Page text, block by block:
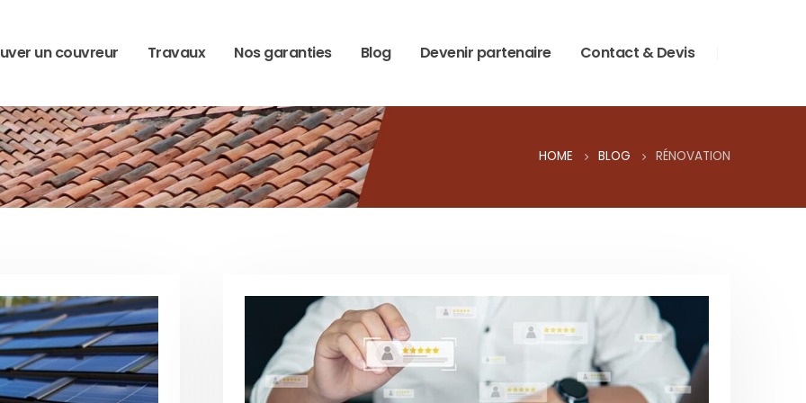
un couvreur Travaux Nos garanties Blog Devenir partenaire Contact & Devis
HOME BLOG RÉNOVATION